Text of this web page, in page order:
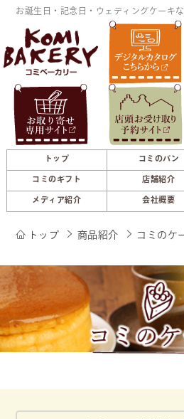
お誕生日・記念日・ウェディングケーキな
トップ コミのパン
コミのギフト 店舗紹介
メディア紹介 会社概要
トップ 商品紹介 コミのケ